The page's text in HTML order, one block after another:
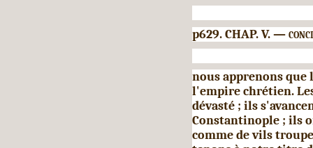
p629. CHAP. V. —
nous apprenons que
l'empire chrétien.
dévasté ; ils
Constantinople ; ils
comme de vils